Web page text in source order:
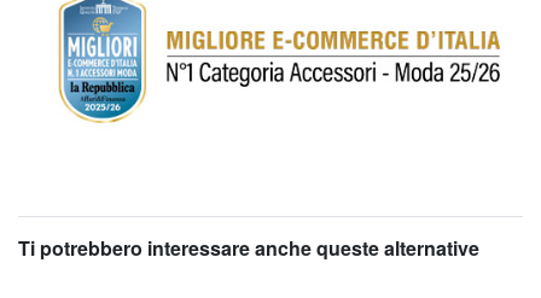
Ti potrebbero interessare anche queste alternative